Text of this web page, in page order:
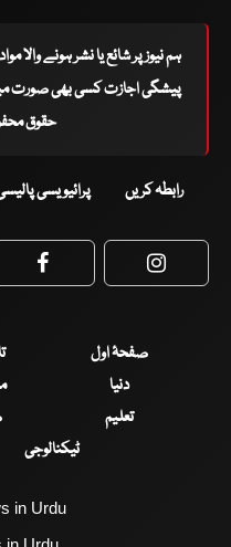
ہم نیوز پر شائع یا نشر ہونے والا
پیشگی اجازت کسی بھی صورت
حقوق
رابطہ کریں پرائیویسی
Facebook
صفحۂ اول
دنیا
تعلیم
ٹیکنالوجی
in Urdu